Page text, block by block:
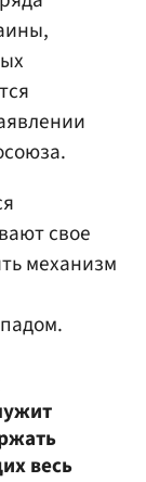
свое
механизм
весь